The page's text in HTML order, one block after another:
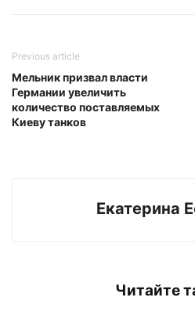
Previous article
Мельник призвал власти
Германии увеличить
количество поставляемых
Киеву танков
Екатерина
Читайте